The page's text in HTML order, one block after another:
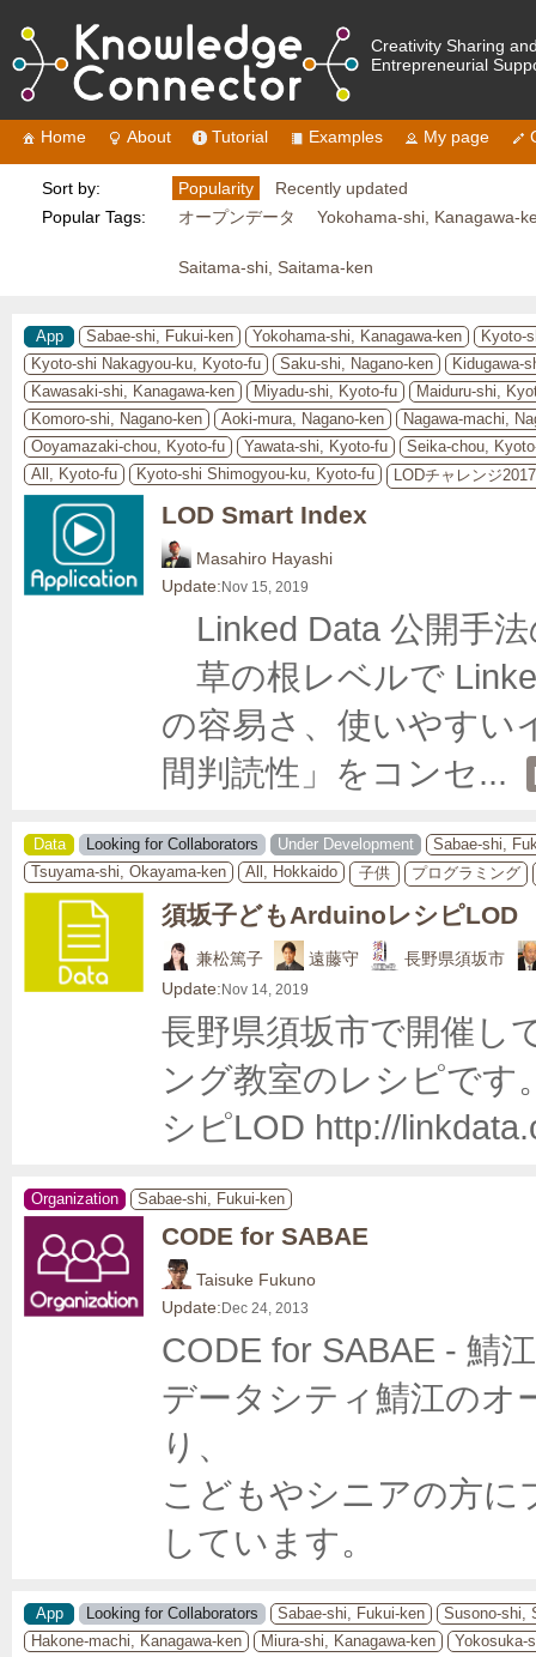
Creativity Sharing
Entrepreneurial
Home About Tutorial Examples My page
Sort by: Popularity
Recently updated
Popular Tags:
オープンデータ Yokohama-shi, Kanagawa-
Saitama-shi, Saitama-ken
App Sabae-shi, Fukui-ken Yokohama-shi, Kanagawa-ken
Kyoto-
Kyoto-shi Nakagyou-ku, Kyoto-fu
Saku-shi, Nagano-ken
Kidugawa-
Kawasaki-shi, Kanagawa-ken
Miyadu-shi, Kyoto-fu
Maiduru-shi,
Komoro-shi, Nagano-ken
Aoki-mura, Nagano-ken
Nagawa-machi,
Ooyamazaki-chou, Kyoto-fu
Yawata-shi, Kyoto-fu
Seika-chou,
All, Kyoto-fu
Kyoto-shi Shimogyou-ku, Kyoto-fu LODチャレンジ
LOD Smart Index
Masahiro Hayashi
Update: Nov 15, 2019
Linked Data 公開手
草の根レベルで
の容易さ、使いやすい
間判読性」をコンセ...
Data Looking for Collaborators Under Development
Sabae-shi,
Tsuyama-shi, Okayama-ken
All, Hokkaido 子供 プログラミング
須坂子どもArduinoレシピLOD
兼松篤子 遠藤守
長野県須坂市
Update: Nov 14, 2019
長野県須坂市で開催し
ング教室のレシピです
シピLOD http://
Organization Sabae-shi, Fukui-ken
CODE for SABAE
Taisuke Fukuno
Update: Dec 24, 2013
CODE for SABAE - 鯖
データシティ鯖江のオ
り、
こどもやシニアの方
しています。
App Looking for Collaborators Sabae-shi, Fukui-ken
Susono-shi,
Hakone-machi, Kanagawa-ken
Miura-shi, Kanagawa-ken
Yokosuka-